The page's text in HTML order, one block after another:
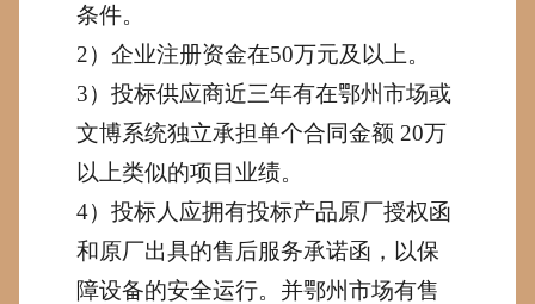
条件。
2）企业注册资金在50万元及以上。
3）投标供应商近三年有在鄂州市场或
文博系统独立承担单个合同金额 20万
以上类似的项目业绩。
4）投标人应拥有投标产品原厂授权函
和原厂出具的售后服务承诺函，以保
障设备的安全运行。并鄂州市场有售